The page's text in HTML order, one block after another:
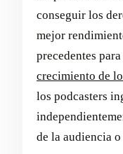
conseguir los
mejor
precedentes
crecimiento de
los podcasters
de la audiencia